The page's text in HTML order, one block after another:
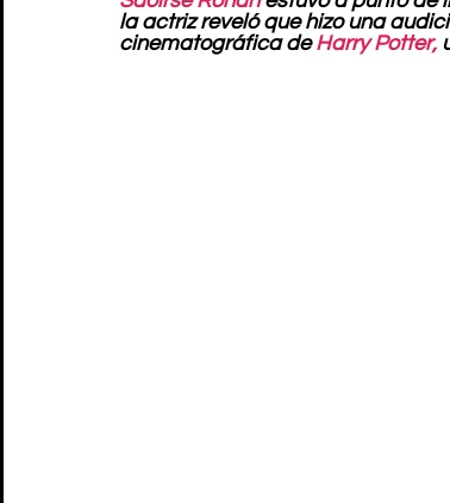
la actriz reveló que hizo una
cinematográfica de Harry Potter,